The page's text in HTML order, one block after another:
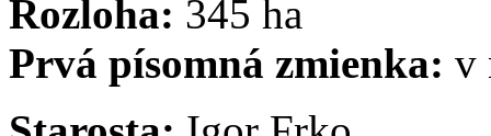
Rozloha: 345 ha
Prvá písomná zmienka: v